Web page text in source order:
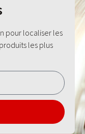
pour localiser les
les plus